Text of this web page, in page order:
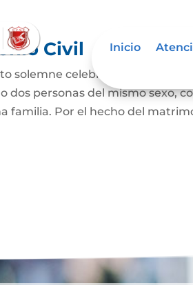
Inicio
Civil
solemne celebrado ante juez
dos personas del mismo sexo,
familia. Por el hecho del